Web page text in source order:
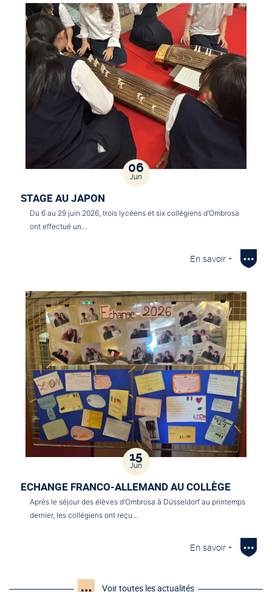
06
Jun
STAGE AU JAPON
Du 6 au 29 juin 2026, trois lycéens et six collégiens d’Ombrosa
ont effectué un…
En savoir +
15
Jun
ECHANGE FRANCO-ALLEMAND AU COLLÈGE
Après le séjour des élèves d’Ombrosa à Düsseldorf au printemps
dernier, les collégiens ont reçu…
En savoir +
Voir toutes les actualités